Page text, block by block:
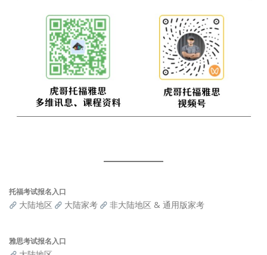
托福考试报名入口
大陆地区 大陆家考 非大陆地区 & 通用版家考
雅思考试报名入口